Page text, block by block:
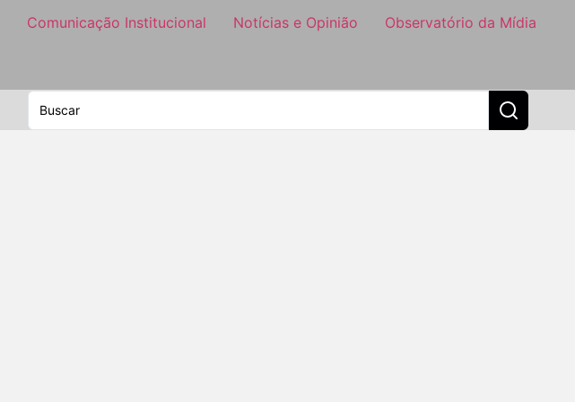
Comunicação Institucional Notícias e Opinião Observatório da Mídia